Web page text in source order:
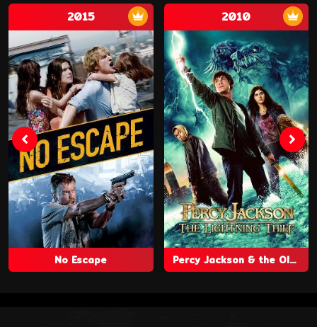
2015
No Escape
2010
Percy Jackson & the Olympians: The Lightning Thief